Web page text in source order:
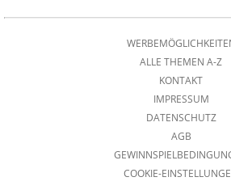
ALLE THEMEN A-Z
KONTAKT
IMPRESSUM
DATENSCHUTZ
AGB
COOKIE-